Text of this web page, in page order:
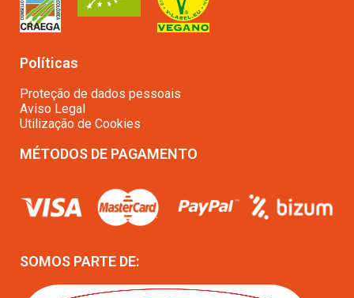
Políticas
Proteção de dados pessoais
Aviso Legal
Utilização de Cookies
MÉTODOS DE PAGAMENTO
SOMOS PARTE DE: